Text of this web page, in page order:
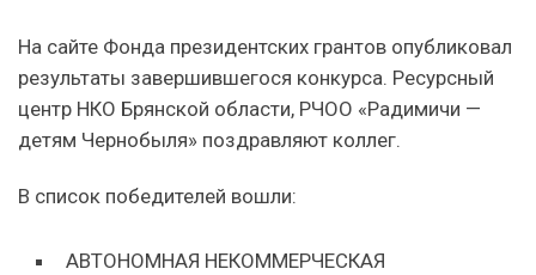
На сайте Фонда президентских грантов опубликовал
результаты завершившегося конкурса. Ресурсный
центр НКО Брянской области, РЧОО «Радимичи —
детям Чернобыля» поздравляют коллег.
В список победителей вошли:
АВТОНОМНАЯ НЕКОММЕРЧЕСКАЯ